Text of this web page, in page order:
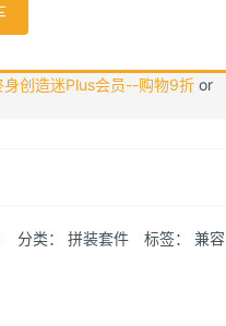
身创造迷Plus会员--购物9折 or
分类： 拼装套件 标签： 兼容